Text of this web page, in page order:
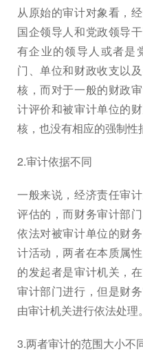
从原始的审计对象看，
国企领导人和党政领导
有企业的领导人或者是
门、单位和财政收支以
核，而对于一般的财政
计评价和被审计单位的
核，也没有相应的强制性
2.审计依据不同
一般来说，经济责任审
评估的，而财务审计部
依法对被审计单位的财
计活动，两者在本质属
的发起者是审计机关，
审计部门进行，但是财
由审计机关进行依法处理。
3.两者审计的范围大小不